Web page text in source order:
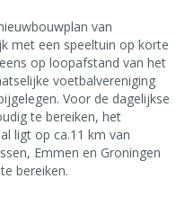
van
met een speeltuin op korte
op loopafstand van het
voetbalvereniging
Voor de dagelijkse
te bereiken, het
ligt op ca.11 km van
Emmen en Groningen
bereiken.